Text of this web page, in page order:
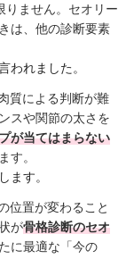
りません。セオリー
は、他の診断要素
われました。
質による判断が難
スや関節の太さを
が当てはまらない
す。
ます。
位置が変わること
が骨格診断のセオ
に最適な「今の